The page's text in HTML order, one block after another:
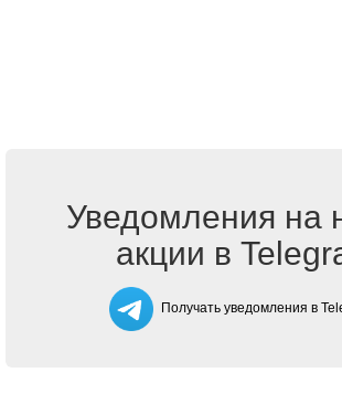
Уведомления на
акции в
Получать уведомления в